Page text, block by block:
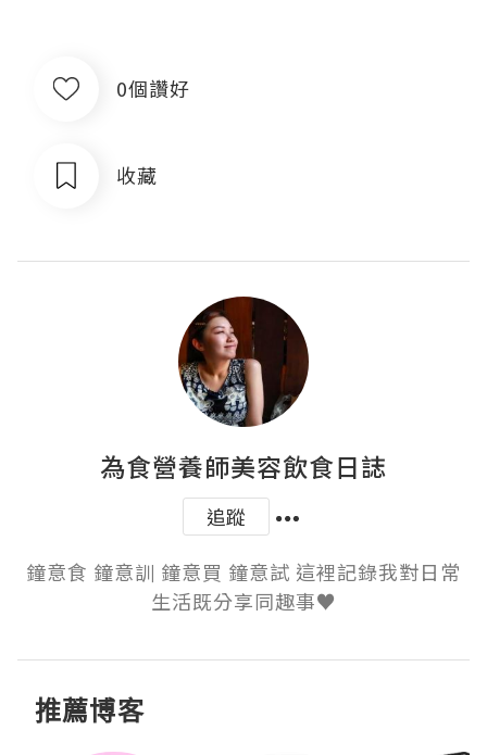
0個讚好
收藏
為食營養師美容飲食日誌
追蹤
鐘意食 鐘意訓 鐘意買 鐘意試 這裡記錄我對日常
生活既分享同趣事♥
推薦博客